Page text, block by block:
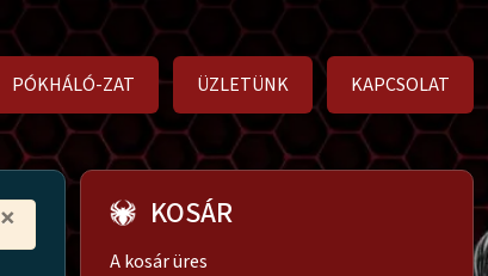
PÓKHÁLÓ-ZAT ÜZLETÜNK KAPCSOLAT
× KOSÁR
A kosár üres